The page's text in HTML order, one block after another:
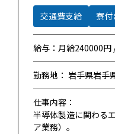
交通費支給 寮付
給与：月給240000円
勤務地： 岩手県岩手
仕事内容：
半導体製造に関わる
ア業務）。